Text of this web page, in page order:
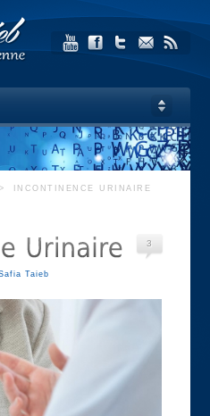
> INCONTINENCE URINAIRE
3
Taieb